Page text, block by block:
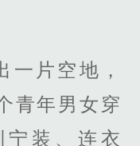
一片空地，
青年男女穿
装、连衣